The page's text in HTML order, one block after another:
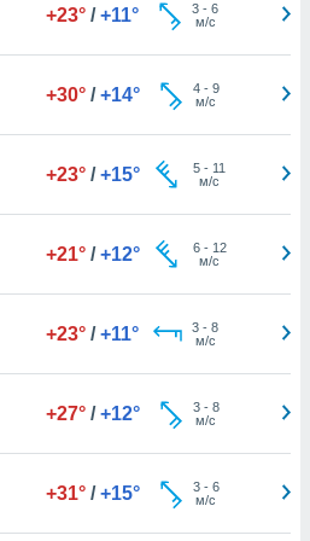
+23° / +11° 3 -6
м/с
+30° / +14° 4- 9
м/с
+23° / +15° 5- 11
м/с
+21° / +12° 6- 12
м/с
+23° / +11° 3 -8
м/с
+27° / +12° 3- 8
м/с
+31° / +15° 3- 6
м/с